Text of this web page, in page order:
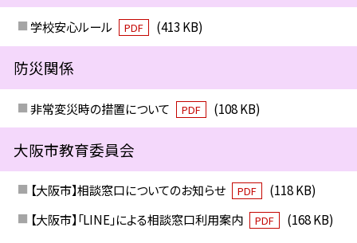
学校安心ルール PDF (413 KB)
防災関係
非常変災時の措置について PDF (108 KB)
大阪市教育委員会
【大阪市】相談窓口についてのお知らせ PDF
(118 KB)
【大阪市】「LINE」による相談窓口利用案内
PDF (168 KB)